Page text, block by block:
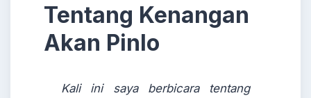
Tentang Kenangan
Akan Pinlo
Kali ini saya berbicara tentang